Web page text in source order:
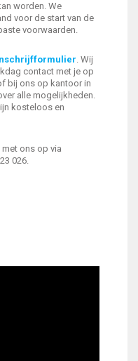
worden. We
voor de start van de
voorwaarden.
. Wij
contact met je op
bij ons op kantoor in
alle mogelijkheden.
kosteloos en
ons op via
026.